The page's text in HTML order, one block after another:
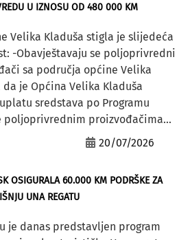
U IZNOSU OD 480 000 KM
Velika Kladuša stigla je slijedeća
-Obavještavaju se poljoprivredni
sa područja općine Velika
da je Općina Velika Kladuša
sredstava po Programu
poljoprivrednim proizvođačima...
20/07/2026
OSIGURALA 60.000 KM PODRŠKE ZA
UNA REGATU
je danas predstavljen program